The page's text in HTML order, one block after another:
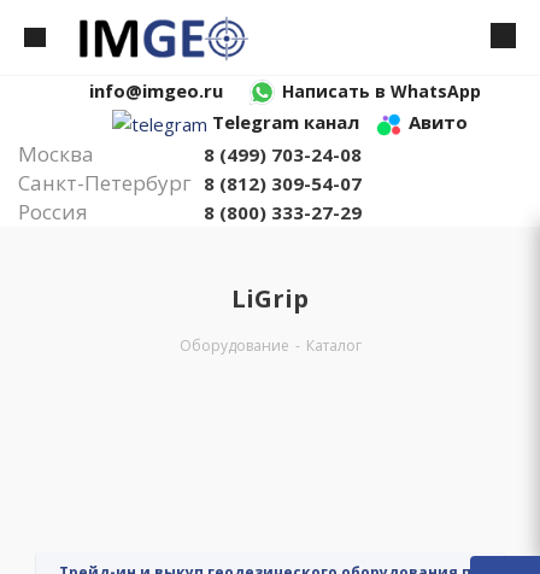
info@imgeo.ru Написать в WhatsApp
Telegram канал Авито
Москва 8 (499) 703-24-08
Санкт-Петербург 8 (812) 309-54-07
Россия 8 (800) 333-27-29
LiGrip
Оборудование - Каталог